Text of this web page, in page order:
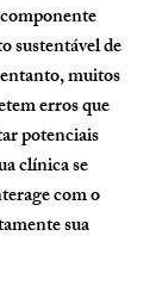
sustentável de
muitos
erros que
potenciais
clínica se
com o
sua